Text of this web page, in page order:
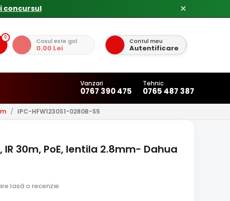
✕
0 Cosul este gol
0.00 Lei
Contul meu
Autentificare
Vanzari
0767 390 475
Tehnic
0765 487 387
/ IPC-HFW1230S1-0280B-S5
IR 30m, PoE, lentila 2.8mm- Dahua
lasă o recenzie